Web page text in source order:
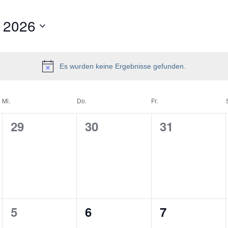
Es wurden keine Ergebnisse gefunden.
Mi. Do. Fr.
0
29
0
30
0
31
0
5
0
6
0
7